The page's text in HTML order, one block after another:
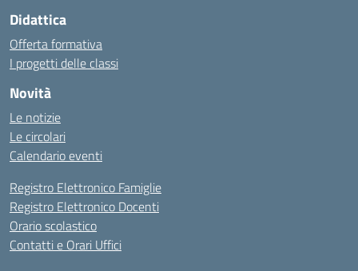
Didattica
Offerta formativa
I progetti delle classi
Novità
Le notizie
Le circolari
Calendario eventi
Registro Elettronico Famiglie
Registro Elettronico Docenti
Orario scolastico
Contatti e Orari Uffici